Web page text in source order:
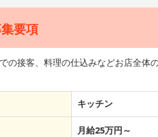
要項
の接客、料理の仕込みなどお店全体
キッチン
月給25万円～